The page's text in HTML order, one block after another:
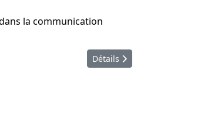
la communication
Détails